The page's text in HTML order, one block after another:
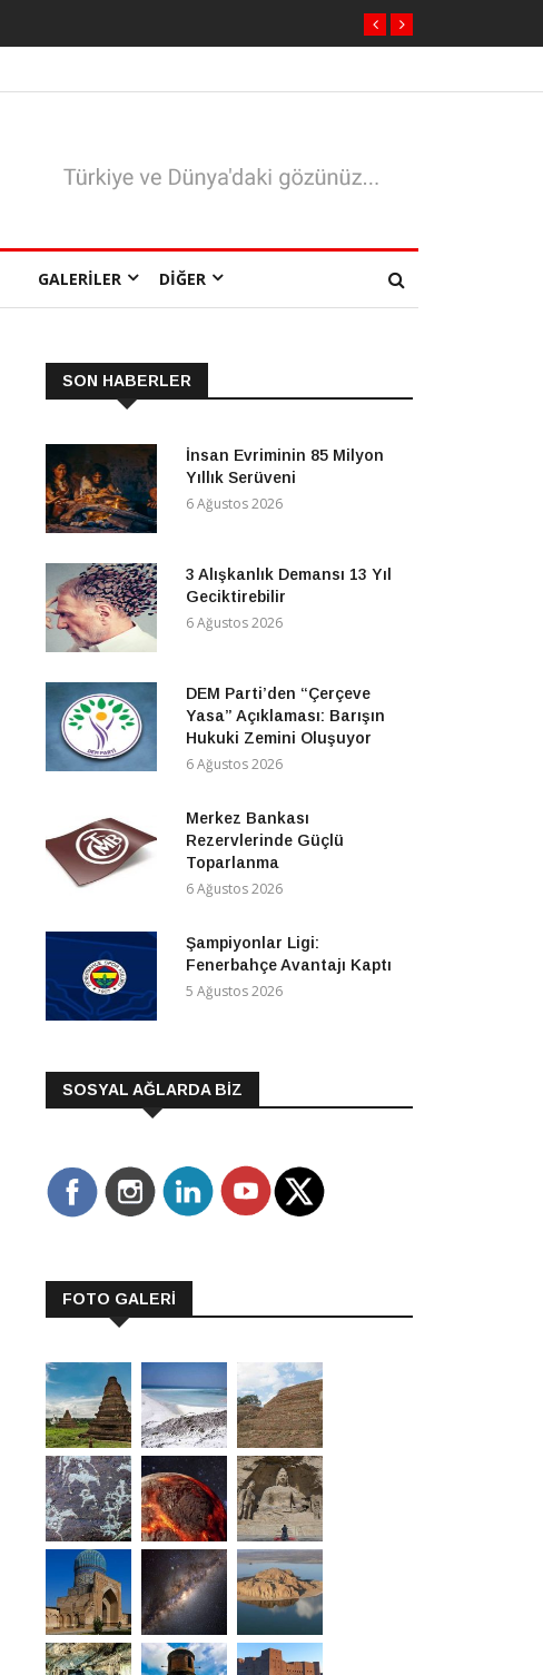
GALERILER DIĞER
SON HABERLER
İnsan Evriminin 85 Milyon
Yıllık Serüveni
6 Ağustos 2026
3 Alışkanlık Demansı 13 Yıl
Geciktirebilir
6 Ağustos 2026
DEM Parti’den “Çerçeve
Yasa” Açıklaması: Barışın
Hukuki Zemini Oluşuyor
6 Ağustos 2026
Merkez Bankası
Rezervlerinde Güçlü
Toparlanma
6 Ağustos 2026
Şampiyonlar Ligi:
Fenerbahçe Avantajı Kaptı
5 Ağustos 2026
SOSYAL AĞLARDA BİZ
FOTO GALERİ